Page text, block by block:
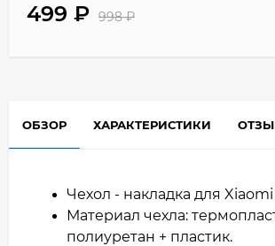
499 ₽ 998₽
ОБЗОР ХАРАКТЕРИСТИКИ
Чехол - накладка для Xiaomi
Материал чехла:
полиуретан + пластик.